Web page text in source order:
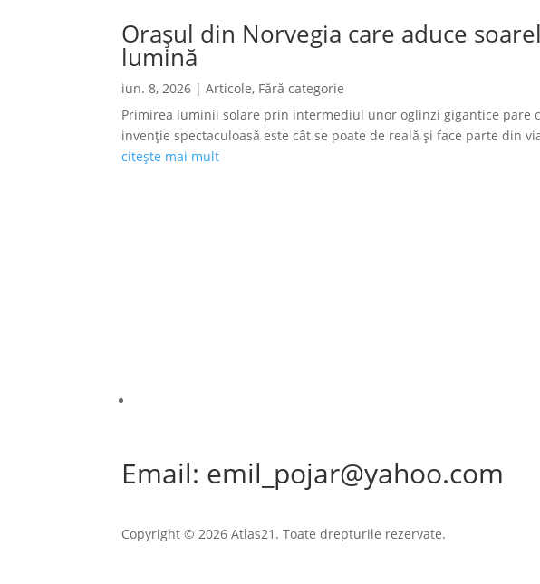
Orașul din Norvegia care aduce
lumină
iun. 8, 2026 |Articole, Fără categorie
Primirea luminii solare prin intermediul unor oglinzi gigantice pare
invenție spectaculoasă este cât se poate de reală și face parte din
citește mai mult
Email: emil_pojar@yahoo.com
Copyright © 2026 Atlas21. Toate drepturile rezervate.